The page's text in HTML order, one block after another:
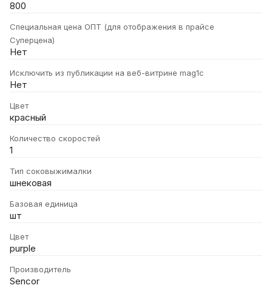
800
Специальная цена ОПТ (для отображения в прайсе
Суперцена)
Нет
Исключить из публикации на веб-витрине mag1c
Нет
Цвет
красный
Количество скоростей
1
Тип соковыжималки
шнековая
Базовая единица
шт
Цвет
purple
Производитель
Sencor